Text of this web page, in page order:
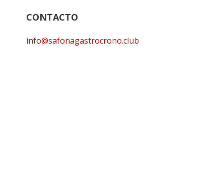
CONTACTO
info@safonagastrocrono.club